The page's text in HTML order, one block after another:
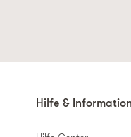
Hilfe &